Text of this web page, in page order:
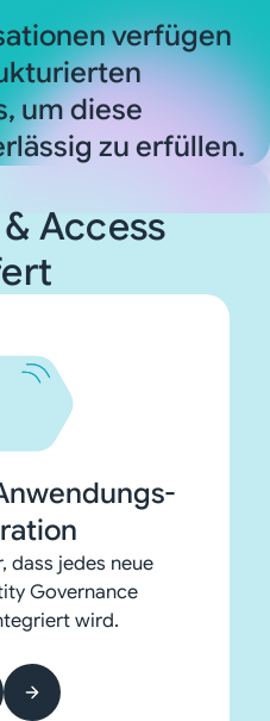
verfügen
um diese
zu erfüllen.
Access
dass jedes neue
Governance
wird.
Rollen und
während des
Risiko-
und die
ein.
Onboarding-
Zugriffsstrukturen